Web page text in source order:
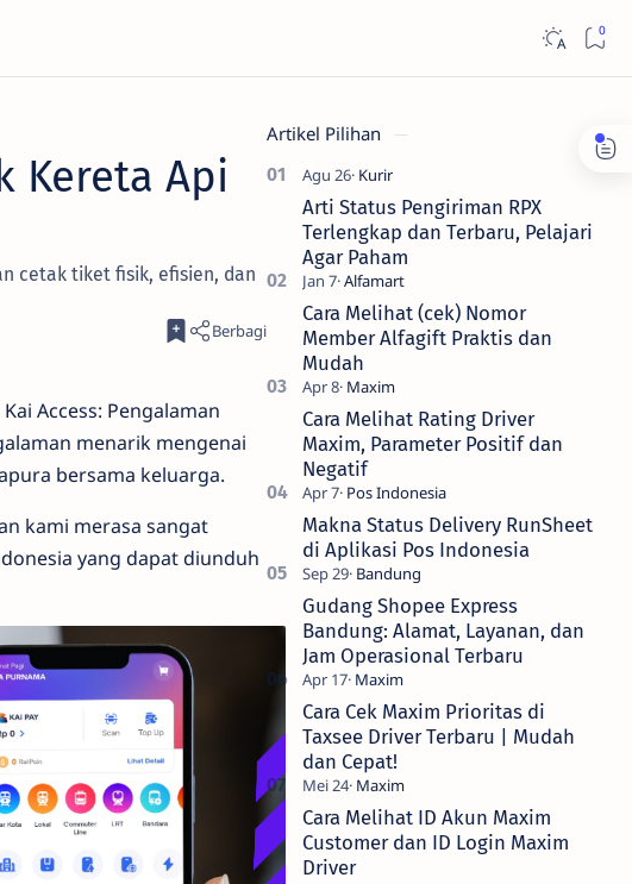
Kereta Api
cetak tiket fisik, efisien, dan
Access: Pengalaman
menarik mengenai
bersama keluarga.
kami merasa sangat
yang dapat diunduh
Artikel Pilihan
Arti Status Pengiriman RPX
Terlengkap dan Terbaru, Pelajari
Agar Paham
Cara Melihat (cek) Nomor
Member Alfagift Praktis dan
Mudah
Cara Melihat Rating Driver
Maxim, Parameter Positif dan
Negatif
Makna Status Delivery RunSheet
di Aplikasi Pos Indonesia
Gudang Shopee Express
Bandung: Alamat, Layanan, dan
Jam Operasional Terbaru
Cara Cek Maxim Prioritas di
Taxsee Driver Terbaru | Mudah
dan Cepat!
Cara Melihat ID Akun Maxim
Customer dan ID Login Maxim
Driver